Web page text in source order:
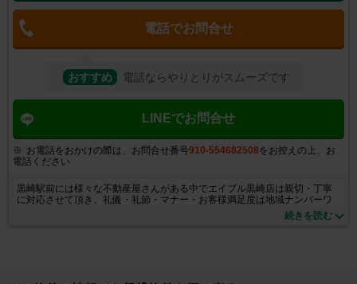
電話でお問合せ
おすすめ 電話ならやりとりがスムーズです
LINEでお問合せ
お電話をおかけの際は、お問合せ番号910-554682508 をお控えの上、お
電話ください
黒崎駅前には様々な不動産屋さんがある中でエイブル黒崎店は親切・丁寧
に対応させて頂き、礼儀・礼節・マナー・お客様満足度は地域ナンバーワ
ンを目指しております。お気軽にご来店くださいませ。取扱い物件も豊富
に取り揃えております。小さなご質問からでも大丈夫！お気軽にお問合せ
続きを読む